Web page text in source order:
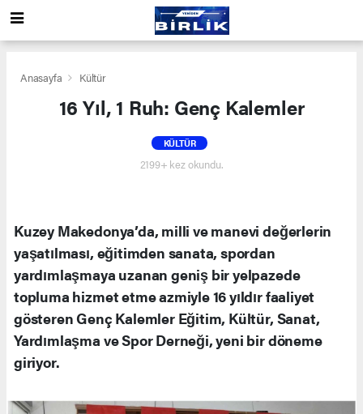
Anasayfa Kültür
16 Yıl, 1 Ruh: Genç Kalemler
KÜLTÜR
2199+ kez okundu.
Kuzey Makedonya’da, milli ve manevi değerlerin
yaşatılması, eğitimden sanata, spordan
yardımlaşmaya uzanan geniş bir yelpazede
topluma hizmet etme azmiyle 16 yıldır faaliyet
gösteren Genç Kalemler Eğitim, Kültür, Sanat,
Yardımlaşma ve Spor Derneği, yeni bir döneme
giriyor.